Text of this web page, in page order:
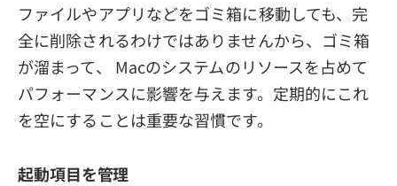
ファイルやアプリなどをゴミ箱に移動しても、完
全に削除されるわけではありませんから、ゴミ箱
が溜まって、 Macのシステムのリソースを占めて
パフォーマンスに影響を与えます。定期的にこれ
を空にすることは重要な習慣です。
起動項目を管理